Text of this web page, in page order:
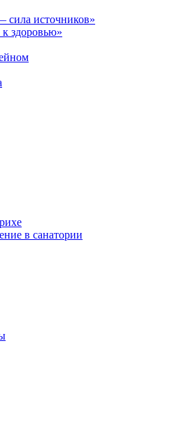
сила источников»
здоровью»
в санатории